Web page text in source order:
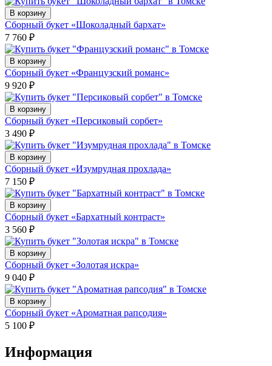
В корзину
Сборный букет «Шоколадный бархат»
7 760 ₽
В корзину
Сборный букет «Французский романс»
9 920 ₽
В корзину
Сборный букет «Персиковый сорбет»
3 490 ₽
В корзину
Сборный букет «Изумрудная прохлада»
7 150 ₽
В корзину
Сборный букет «Бархатный контраст»
3 560 ₽
В корзину
Сборный букет «Золотая искра»
9 040 ₽
В корзину
Сборный букет «Ароматная рапсодия»
5 100 ₽
Информация